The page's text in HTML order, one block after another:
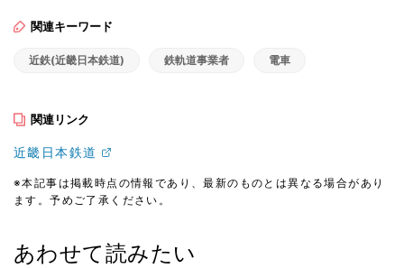
関連キーワード
近鉄(近畿日本鉄道) 鉄軌道事業者 電車
関連リンク
近畿日本鉄道
※本記事は掲載時点の情報であり、最新のものとは異なる場合があり
ます。予めご了承ください。
あわせて読みたい